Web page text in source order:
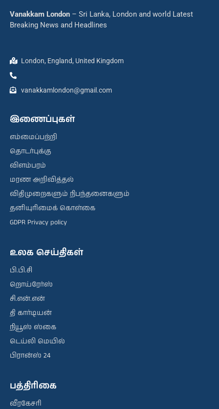
Vanakkam London – Sri Lanka, London and world Latest
Breaking News and Headlines
London, England, United Kingdom
vanakkamlondon@gmail.com
இணைப்புகள்
எம்மைப்பற்றி
தொடர்புக்கு
விளம்பரம்
மரண அறிவித்தல்
விதிமுறைகளும் நிபந்தனைகளும்
தனியுரிமைக் கொள்கை
GDPR Privacy policy
உலக செய்திகள்
பி.பி.சி
றொய்ரேர்ஸ்
சி.என்.என்
தி கார்டியன்
நியூஸ் ஸ்கை
டெய்லி மெயில்
பிரான்ஸ் 24
பத்திரிகை
வீரகேசரி